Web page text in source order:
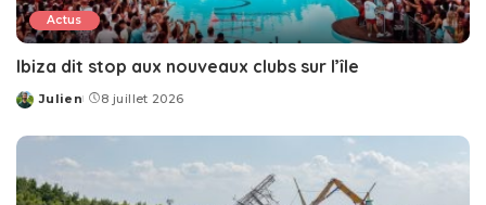
Actus
Ibiza dit stop aux nouveaux clubs sur l’île
Posted
Julien 8 juillet 2026